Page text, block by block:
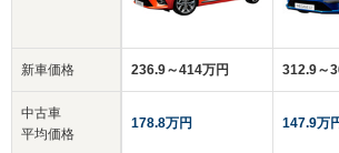
新車価格
中古車
平均価格
236.9～414万円
178.8万円
312.9～
147.9万